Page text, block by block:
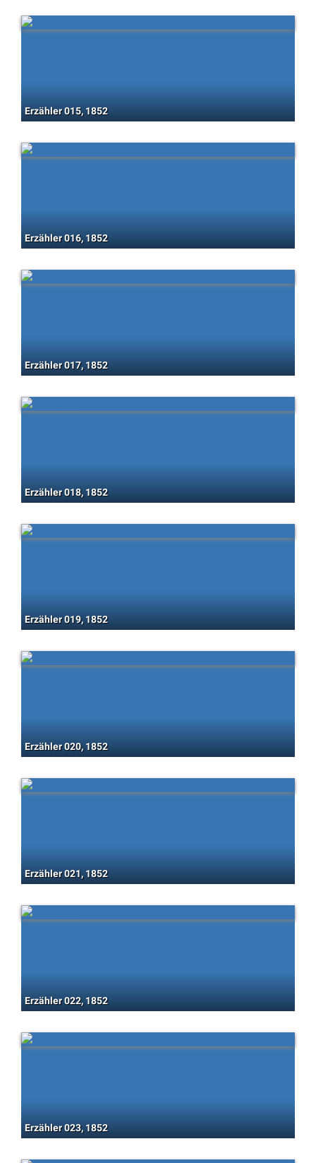
Erzähler 015, 1852
Erzähler 016, 1852
Erzähler 017, 1852
Erzähler 018, 1852
Erzähler 019, 1852
Erzähler 020, 1852
Erzähler 021, 1852
Erzähler 022, 1852
Erzähler 023, 1852